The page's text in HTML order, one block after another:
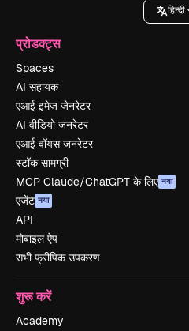
हिन्दी
प्रोडक्ट्स
Spaces
AI सहायक
एआई इमेज जेनरेटर
AI वीडियो जनरेटर
एआई वॉयस जनरेटर
स्टॉक सामग्री
MCP Claude/ChatGPT के लिए नया
एजेंट नया
API
मोबाइल ऐप
सभी फ्रीपिक उपकरण
शुरू करें
Academy